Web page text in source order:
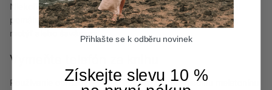
Niekoľko minút jemného pretiahnutia a dychových cvičení
pomáha telu uvoľniť sa. Skvelé sú napríklad pozície dieťa,
motýľ alebo šavásana.
Vymeňte telefón za knihu
Používanie obrazoviek pred spaním znižuje hladinu melatonínu,
Přihlašte se k odběru novinek
Získejte slevu 10 %